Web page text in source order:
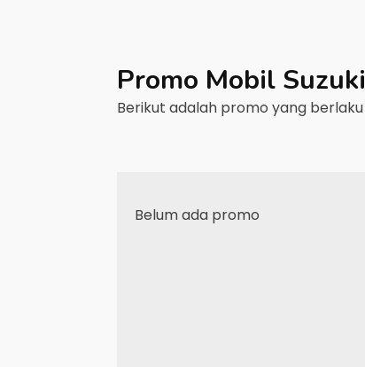
Promo Mobil Suzuki
Berikut adalah promo yang berlaku
Belum ada promo